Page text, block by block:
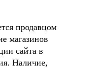
продавцом
магазинов
сайта в
Наличие,